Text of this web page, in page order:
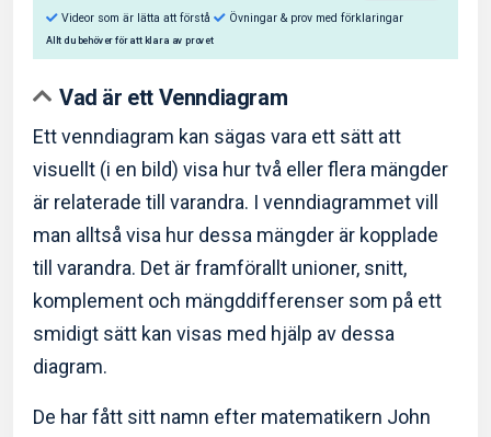
Så hjälper Eddler dig:
Videor som är lätta att förstå Övningar & prov med
Allt du behöver för att klara av provet
Vad är ett Venndiagram
Ett venndiagram kan sägas vara ett sätt att
visuellt (i en bild) visa hur två eller flera mängder
är relaterade till varandra. I venndiagrammet vill
man alltså visa hur dessa mängder är kopplade
till varandra. Det är framförallt unioner, snitt,
komplement och mängddifferenser som på ett
smidigt sätt kan visas med hjälp av dessa
diagram.
De har fått sitt namn efter matematikern John